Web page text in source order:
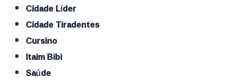
Cidade Líder
Cidade Tiradentes
Cursino
Itaim Bibi
Saúde